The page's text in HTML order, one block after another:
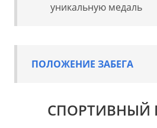
уникальную медаль
ПОЛОЖЕНИЕ ЗАБЕГА
СПОРТИВНЫЙ